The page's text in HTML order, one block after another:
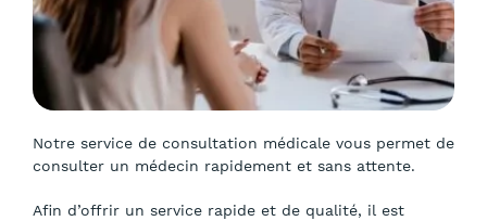
Notre service de consultation médicale vous permet de
consulter un médecin rapidement et sans attente.
Afin d’offrir un service rapide et de qualité, il est